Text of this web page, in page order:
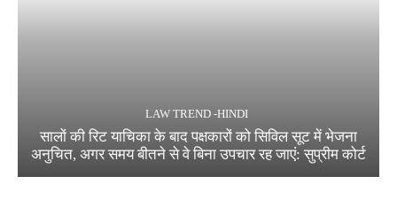
LAW TREND -HINDI
सालों की रिट याचिका के बाद पक्षकारों को सिविल सूट में भेजना
अनुचित, अगर समय बीतने से वे बिना उपचार रह जाएं: सुप्रीम कोर्ट